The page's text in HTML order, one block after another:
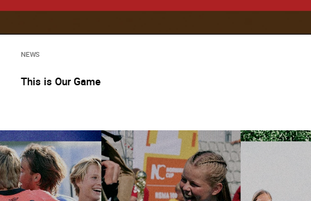
NEWS
This is Our Game